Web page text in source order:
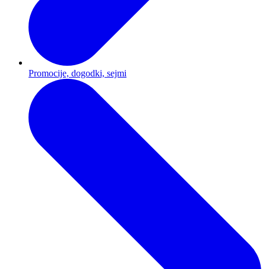
Promocije, dogodki, sejmi